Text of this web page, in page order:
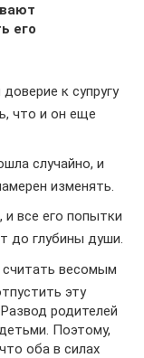
его
к супругу
что и он еще
случайно, и
изменять.
и все его попытки
до глубины души.
весомым
эту
родителей
Поэтому,
оба в силах